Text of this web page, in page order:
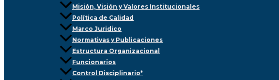
Misión, Visión y Valores Institucionales
Política de Calidad
Marco Juridico
Normativas y Publicaciones
Estructura Organizacional
Funcionarios
Control Disciplinario*